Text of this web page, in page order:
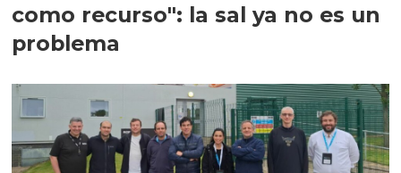
como recurso": la sal ya no es un
problema